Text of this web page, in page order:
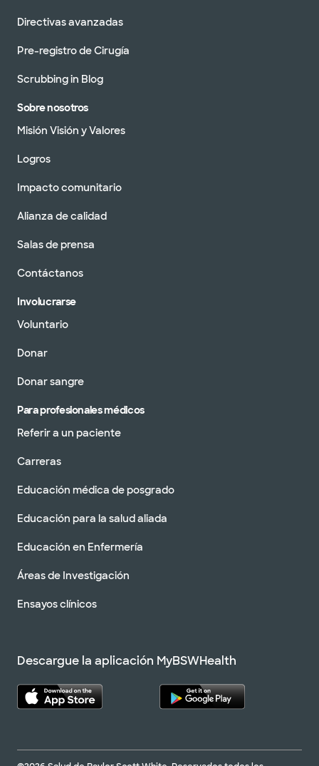
Directivas avanzadas
Pre-registro de Cirugía
Scrubbing in Blog
Sobre nosotros
Misión Visión y Valores
Logros
Impacto comunitario
Alianza de calidad
Salas de prensa
Contáctanos
Involucrarse
Voluntario
Donar
Donar sangre
Para profesionales médicos
Referir a un paciente
Carreras
Educación médica de posgrado
Educación para la salud aliada
Educación en Enfermería
Áreas de Investigación
Ensayos clínicos
Descargue la aplicación MyBSWHealth